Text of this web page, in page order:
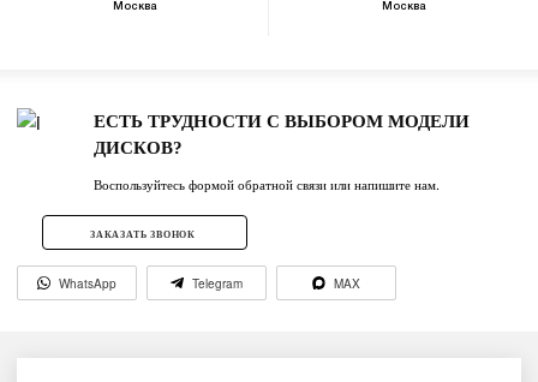
Москва Москва
ЕСТЬ ТРУДНОСТИ С ВЫБОРОМ МОДЕЛИ
ДИСКОВ?
Воспользуйтесь формой обратной связи или напишите нам.
ЗАКАЗАТЬ ЗВОНОК
WhatsApp Telegram MAX